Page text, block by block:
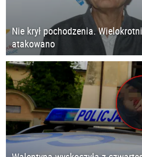
Nie krył pochodzenia.
atakowano